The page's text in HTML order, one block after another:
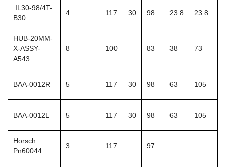
IL30-98/4T-
B30
4 117 30 98 23.8 23.8
HUB-20MM-
X-ASSY-
A543
8 100 83 38 73
BAA-0012R 5 117 30 98 63 105
BAA-0012L 5 117 30 98 63 105
Horsch
Pn60044
3 117 97